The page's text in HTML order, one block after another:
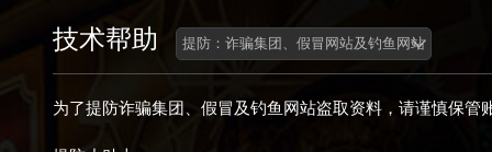
技术帮助
为了提防诈骗集团、假冒及钓鱼网站盗取资料，请谨慎保管